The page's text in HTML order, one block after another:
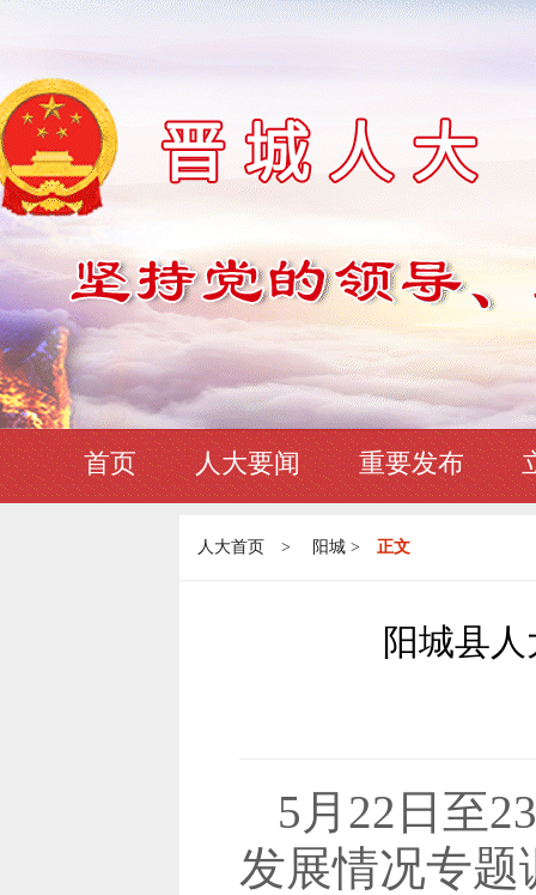
首页 人大要闻 重要发布
人大首页 > 阳城 > 正文
阳城县
5月22日至
发展情况专题